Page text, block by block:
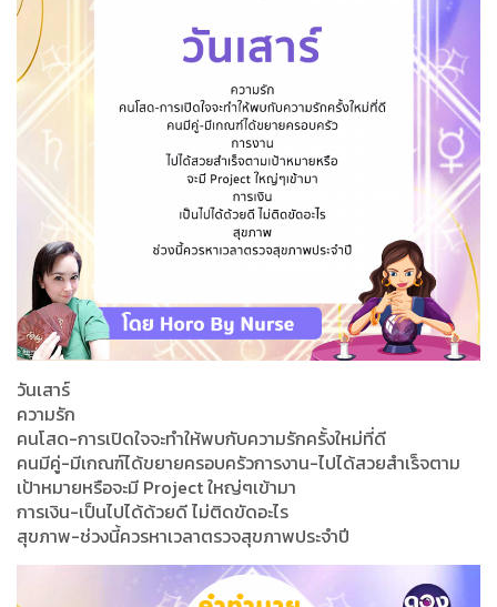
วันเสาร์
ความรัก
คนโสด-การเปิดใจจะทำให้พบกับความรักครั้งใหม่ที่ดี
คนมีคู่-มีเกณฑ์ได้ขยายครอบครัวการงาน-ไปได้สวยสำเร็จตาม
เป้าหมายหรือจะมี Project ใหญ่ๆเข้ามา
การเงิน-เป็นไปได้ด้วยดี ไม่ติดขัดอะไร
สุขภาพ-ช่วงนี้ควรหาเวลาตรวจสุขภาพประจำปี